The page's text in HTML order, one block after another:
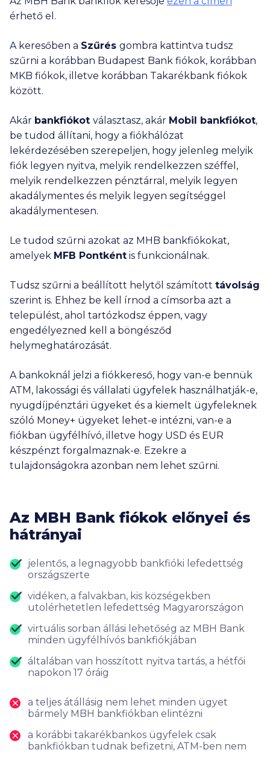
érhető el.
A keresőben a Szűrés gombra kattintva tudsz
szűrni a korábban Budapest Bank fiókok, korábban
MKB fiókok, illetve korábban Takarékbank fiókok
között.
Akár bankfiókot választasz, akár Mobil bankfiókot,
be tudod állítani, hogy a fiókhálózat
lekérdezésében szerepeljen, hogy jelenleg melyik
fiók legyen nyitva, melyik rendelkezzen széffel,
melyik rendelkezzen pénztárral, melyik legyen
akadálymentes és melyik legyen segítséggel
akadálymentesen.
Le tudod szűrni azokat az MHB bankfiókokat,
amelyek MFB Pontként is funkcionálnak.
Tudsz szűrni a beállított helytől számított távolság
szerint is. Ehhez be kell írnod a címsorba azt a
települést, ahol tartózkodsz éppen, vagy
engedélyezned kell a böngésződ
helymeghatározását.
A bankoknál jelzi a fiókkereső, hogy van-e bennük
ATM, lakossági és vállalati ügyfelek használhatják-e,
nyugdíjpénztári ügyeket és a kiemelt ügyfeleknek
szóló Money+ ügyeket lehet-e intézni, van-e a
fiókban ügyfélhívó, illetve hogy USD és EUR
készpénzt forgalmaznak-e. Ezekre a
tulajdonságokra azonban nem lehet szűrni.
Az MBH Bank fiókok előnyei és
hátrányai
jelentős, a legnagyobb bankfióki lefedettség
országszerte
vidéken, a falvakban, kis községekben
utolérhetetlen lefedettség Magyarországon
virtuális sorban állási lehetőség az MBH Bank
minden ügyfélhívós bankfiókjában
általában van hosszított nyitva tartás, a hétfői
napokon 17 óráig
a teljes átállásig nem lehet minden ügyet
bármely MBH bankfiókban elintézni
a korábbi takarékbankos ügyfelek csak
bankfiókban tudnak befizetni, ATM-ben nem